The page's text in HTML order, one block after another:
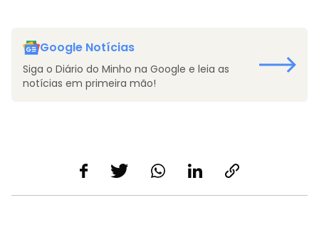
Google Notícias
Siga o Diário do Minho na Google e leia as
notícias em primeira mão!